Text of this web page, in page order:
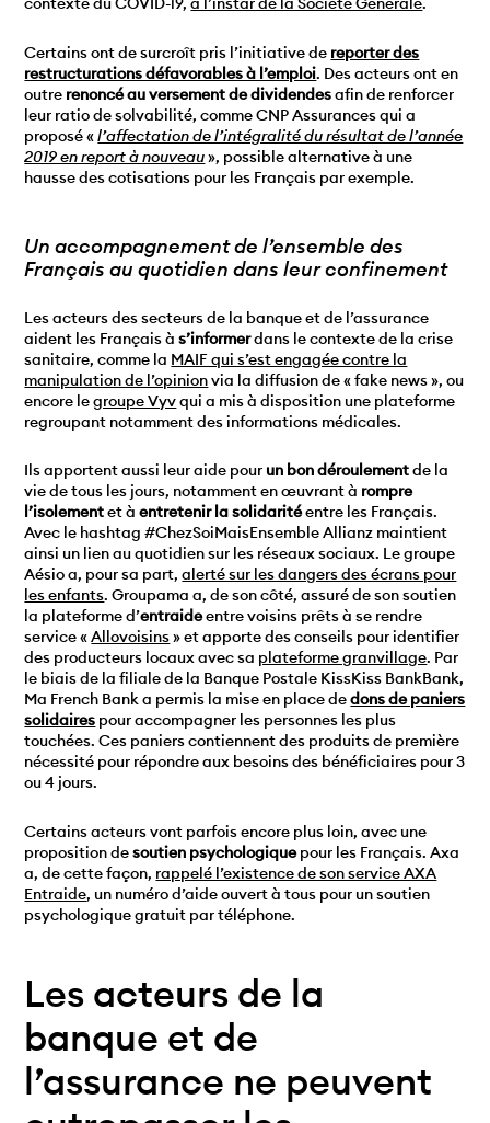
Certains ont de surcroît pris l’initiative de reporter des
restructurations défavorables à l’emploi. Des acteurs ont en
outre renoncé au versement de dividendesafin de renforcer
leur ratio de solvabilité, comme CNP Assurances qui a
proposé «l’affectation de l’intégralité du résultat de l’année
2019 en report à nouveau», possible alternative à une
hausse des cotisations pour les Français par exemple.
Un accompagnement de l’ensemble des
Français au quotidien dans leur confinement
Les acteurs des secteurs de la banque et de l’assurance
aident les Français às’informerdans le contexte de la crise
sanitaire, comme la MAIF qui s’est engagée contre la
manipulation de l’opinionvia la diffusion de « fake news », ou
encore legroupe Vyvqui a mis à disposition une plateforme
regroupant notamment des informations médicales.
Ils apportent aussi leur aide pour un bon déroulementde la
vie de tous les jours, notamment en œuvrant à rompre
l’isolementet àentretenir la solidaritéentre les Français.
Avec le hashtag #ChezSoiMaisEnsemble Allianz maintient
ainsi un lien au quotidien sur les réseaux sociaux. Le groupe
Aésio a, pour sa part,alerté sur les dangers des écrans pour
les enfants. Groupama a, de son côté, assuré de son soutien
la plateforme d’entraideentre voisins prêts à se rendre
service «Allovoisins» et apporte des conseils pour identifier
des producteurs locaux avec sa plateforme granvillage. Par
le biais de la filiale de la Banque Postale KissKiss BankBank,
Ma French Bank a permis la mise en place dedons de paniers
solidaires pour accompagner les personnes les plus
touchées. Ces paniers contiennent des produits de première
nécessité pour répondre aux besoins des bénéficiaires pour 3
ou 4 jours.
Certains acteurs vont parfois encore plus loin, avec une
proposition desoutien psychologiquepour les Français. Axa
a, de cette façon, rappelé l’existence de son service AXA
Entraide, un numéro d’aide ouvert à tous pour un soutien
psychologique gratuit par téléphone.
Les acteurs de la
banque et de
l’assurance ne peuvent